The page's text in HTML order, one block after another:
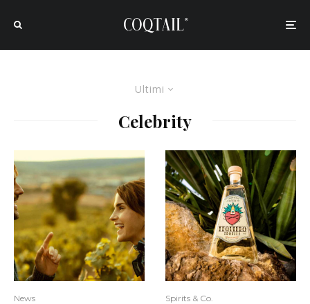
Ultimi
Celebrity
News Spirits & Co.